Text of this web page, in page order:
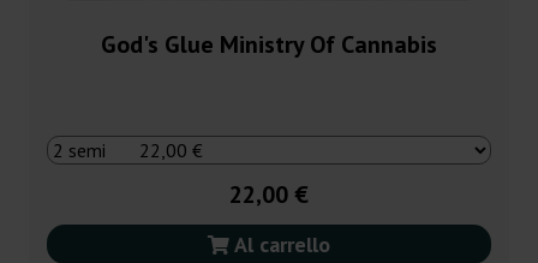
God's Glue Ministry Of Cannabis
22,00 €
Al carrello